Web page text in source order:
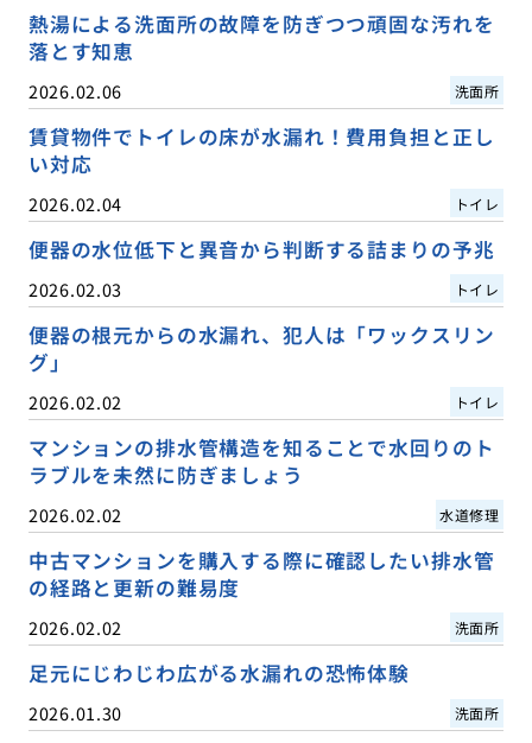
熱湯による洗面所の故障を防ぎつつ頑固な汚れを
落とす知恵
2026.02.06 洗面所
賃貸物件でトイレの床が水漏れ！費用負担と正し
い対応
2026.02.04 トイレ
便器の水位低下と異音から判断する詰まりの予兆
2026.02.03 トイレ
便器の根元からの水漏れ、犯人は「ワックスリン
グ」
2026.02.02 トイレ
マンションの排水管構造を知ることで水回りのト
ラブルを未然に防ぎましょう
2026.02.02 水道修理
中古マンションを購入する際に確認したい排水管
の経路と更新の難易度
2026.02.02 洗面所
足元にじわじわ広がる水漏れの恐怖体験
2026.01.30 洗面所